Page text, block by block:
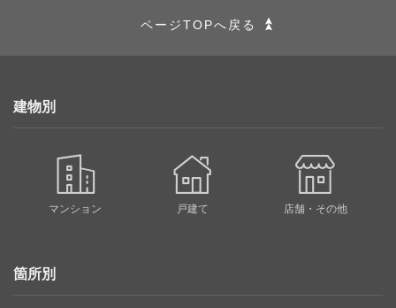
ページTOPへ戻る
建物別
マンション 戸建て 店舗・その他
箇所別